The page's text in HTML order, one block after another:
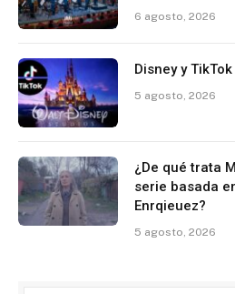
6 agosto, 2026
Disney y
5 agosto, 2026
¿De qué trata
serie basada
Enrqieuez?
5 agosto, 2026